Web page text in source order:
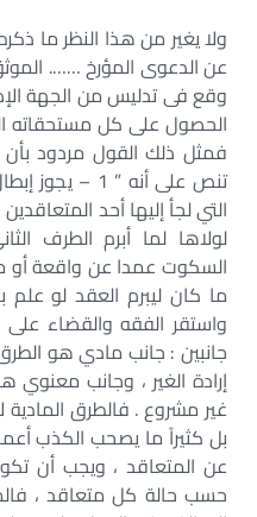
ولا يغير من هذا النظر ما
عن الدعوى المؤرخ …….
وقع فى تدليس من الجهة
الحصول على كل مستحقاته
تنص على أنه ”
التي لجأ إليها أحد
السكوت عمدا عن واقعة أو
ما كان ليبرم العقد لو علم
واستقر الفقه والقضاء على
جانبين : جانب مادي هو
إرادة الغير ، وجانب
غير مشروع . فالطرق
بل كثيراً ما يصحب الكذب
عن المتعاقد ، ويجب أن
حسب حالة كل متعاقد ،